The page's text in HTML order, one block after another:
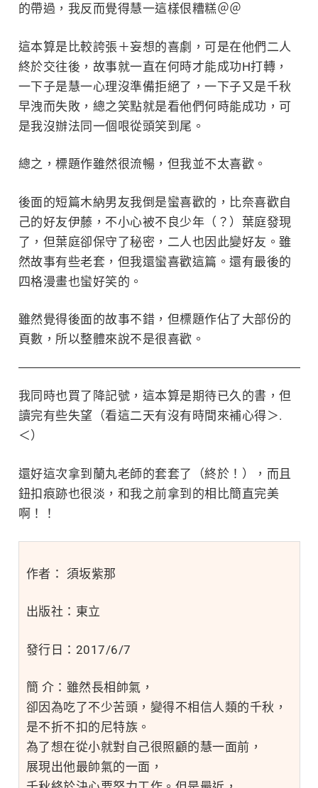
的帶過，我反而覺得慧一這樣佷糟糕＠＠
這本算是比較誇張＋妄想的喜劇，可是在他們二人
終於交往後，故事就一直在何時才能成功H打轉，
一下子是慧一心理沒準備拒絕了，一下子又是千秋
早洩而失敗，總之笑點就是看他們何時能成功，可
是我沒辦法同一個哏從頭笑到尾。
總之，標題作雖然很流暢，但我並不太喜歡。
後面的短篇木納男友我倒是蠻喜歡的，比奈喜歡自
己的好友伊藤，不小心被不良少年（？）葉庭發現
了，但葉庭卻保守了秘密，二人也因此變好友。雖
然故事有些老套，但我還蠻喜歡這篇。還有最後的
四格漫畫也蠻好笑的。
雖然覺得後面的故事不錯，但標題作佔了大部份的
頁數，所以整體來說不是很喜歡。
我同時也買了降記號，這本算是期待已久的書，但
讀完有些失望（看這二天有沒有時間來補心得＞.
＜）
還好這次拿到蘭丸老師的套套了（終於！），而且
鈕扣痕跡也很淡，和我之前拿到的相比簡直完美
啊！！
作者： 須坂紫那
出版社：東立
發行日：2017/6/7
簡 介：雖然長相帥氣，
卻因為吃了不少苦頭，變得不相信人類的千秋，
是不折不扣的尼特族。
為了想在從小就對自己很照顧的慧一面前，
展現出他最帥氣的一面，